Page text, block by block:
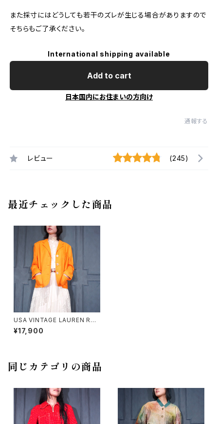
また採寸にはどうしても若干のズレが生じる場合がありますので
そちらもご了承ください。
International shipping available
Add to cart
日本国内にお住まいの方向け
通報する
レビュー (245)
最近チェックした商品
USA VINTAGE LAUREN RAL
PH LAUREN LINEN TAILOR
ED JACKET/アメリカ古着ロー
¥17,900
同じカテゴリの商品